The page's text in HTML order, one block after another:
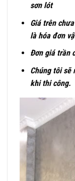
sơn lót
Giá trên
là hóa đơn
Đơn giá trần
Chúng tôi sẽ
khi thi công.